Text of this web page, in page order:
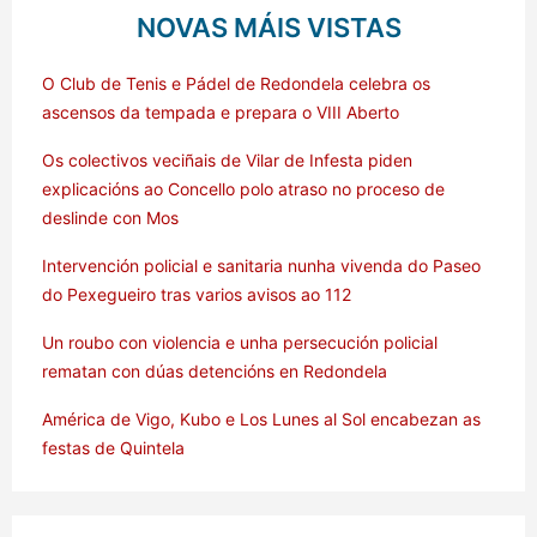
NOVAS MÁIS VISTAS
O Club de Tenis e Pádel de Redondela celebra os
ascensos da tempada e prepara o VIII Aberto
Os colectivos veciñais de Vilar de Infesta piden
explicacións ao Concello polo atraso no proceso de
deslinde con Mos
Intervención policial e sanitaria nunha vivenda do Paseo
do Pexegueiro tras varios avisos ao 112
Un roubo con violencia e unha persecución policial
rematan con dúas detencións en Redondela
América de Vigo, Kubo e Los Lunes al Sol encabezan as
festas de Quintela